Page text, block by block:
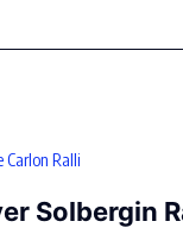
Carlon Ralli
Solbergin